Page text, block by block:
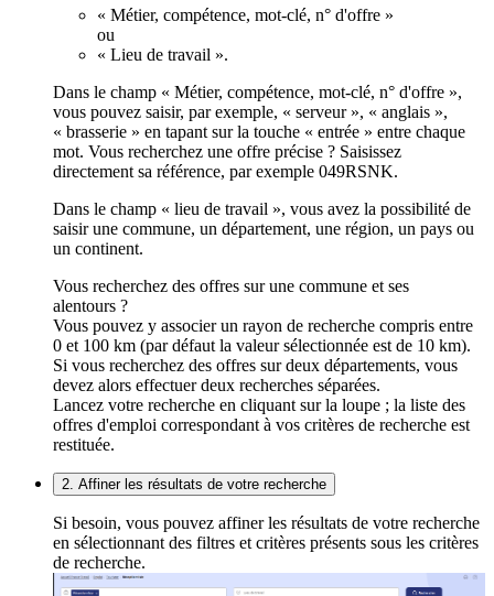
« Métier, compétence, mot-clé, n° d'offre »
ou
« Lieu de travail ».
Dans le champ « Métier, compétence, mot-clé, n° d'offre »,
vous pouvez saisir, par exemple, « serveur », « anglais »,
« brasserie » en tapant sur la touche « entrée » entre chaque
mot. Vous recherchez une offre précise ? Saisissez
directement sa référence, par exemple 049RSNK.
Dans le champ « lieu de travail », vous avez la possibilité de
saisir une commune, un département, une région, un pays ou
un continent.
Vous recherchez des offres sur une commune et ses
alentours ?
Vous pouvez y associer un rayon de recherche compris entre
0 et 100 km (par défaut la valeur sélectionnée est de 10 km).
Si vous recherchez des offres sur deux départements, vous
devez alors effectuer deux recherches séparées.
Lancez votre recherche en cliquant sur la loupe ; la liste des
offres d'emploi correspondant à vos critères de recherche est
restituée.
2. Affiner les résultats de votre recherche
Si besoin, vous pouvez affiner les résultats de votre recherche
en sélectionnant des filtres et critères présents sous les critères
de recherche.